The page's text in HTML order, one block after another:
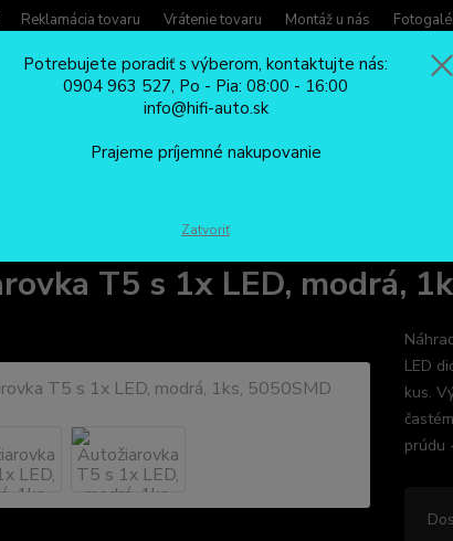
Reklamácia tovaru Vrátenie tovaru Montáž u nás
Po -
Autožiarovka T5 s 1x LED, modrá, 1ks,
T5 s 1x LED, modrá,
LED
kus.
prúdu
Potrebujete poradiť s výberom, kontaktujte nás:
0904 963 527, Po - Pia: 08:00 - 16:00
info@hifi-auto.sk
Prajeme príjemné nakupovanie
Zatvoriť